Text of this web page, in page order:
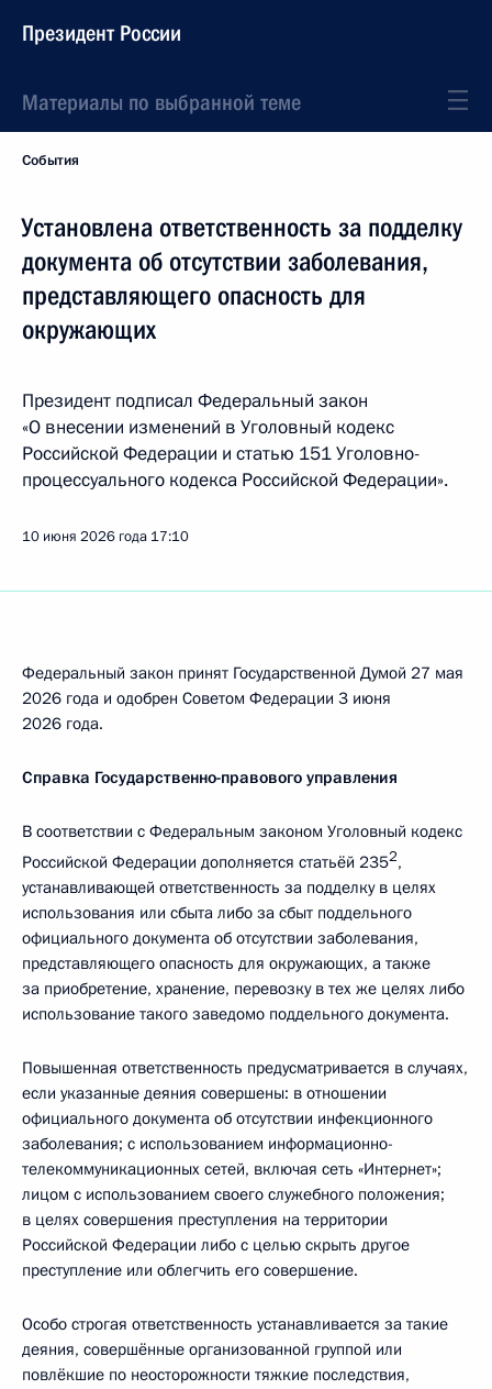
Президент России
Материалы по выбранной теме
События
Установлена ответственность за подделку
документа об отсутствии заболевания,
представляющего опасность для
окружающих
Президент подписал Федеральный закон
«О внесении изменений в Уголовный кодекс
Российской Федерации и статью 151 Уголовно-
процессуального кодекса Российской Федерации».
10 июня 2026 года 17:10
Федеральный закон принят Государственной Думой 27 мая
2026 года и одобрен Советом Федерации 3 июня
2026 года.
Справка Государственно-правового управления
В соответствии с Федеральным законом Уголовный кодекс
Российской Федерации дополняется статьёй 2352,
устанавливающей ответственность за подделку в целях
использования или сбыта либо за сбыт поддельного
официального документа об отсутствии заболевания,
представляющего опасность для окружающих, а также
за приобретение, хранение, перевозку в тех же целях либо
использование такого заведомо поддельного документа.
Повышенная ответственность предусматривается в случаях,
если указанные деяния совершены: в отношении
официального документа об отсутствии инфекционного
заболевания; с использованием информационно-
телекоммуникационных сетей, включая сеть «Интернет»;
лицом с использованием своего служебного положения;
в целях совершения преступления на территории
Российской Федерации либо с целью скрыть другое
преступление или облегчить его совершение.
Особо строгая ответственность устанавливается за такие
деяния, совершённые организованной группой или
повлёкшие по неосторожности тяжкие последствия,